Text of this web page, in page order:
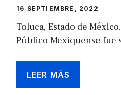
16 SEPTIEMBRE, 2022
Toluca, Estado de
Público Mexiquense fue
LEER MÁS